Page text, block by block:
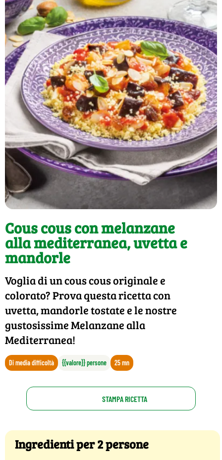
Cous cous con melanzane
alla mediterranea, uvetta e
mandorle
Voglia di un cous cous originale e
colorato? Prova questa ricetta con
uvetta, mandorle tostate e le nostre
gustosissime Melanzane alla
Mediterranea!
Di media difficoltà {{valore}} persone 25 mn
STAMPA RICETTA
Ingredienti per 2 persone